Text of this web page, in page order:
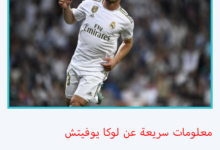
معلومات سريعة عن لوكا يوفيتش